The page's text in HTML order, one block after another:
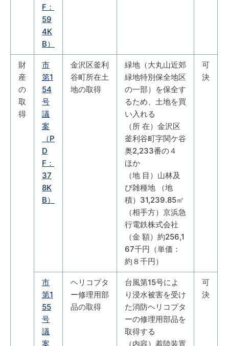
F：
59
4K
B）
財
産
の
取
得
市
第1
54
号
議
案
（P
D
F：
37
8K
B）
金沢区釜利
谷町所在土
地の取得
緑地（大丸山近郊
緑地特別保全地区
の一部）を保全す
るため、土地を買
い入れる
（所 在）金沢区
釜利谷町字関ケ谷
奥2,233番の４
ほか
（地 目）山林及
び雑種地 （地
積）31,239.85㎡
（相手方）京浜急
行電鉄株式会社
（金 額）約256,1
67千円（単価：
約８千円）
可
決
市
第1
55
号
議
案
ヘリコプタ
ー修理用部
品の取得
台風第15号によ
り浸水被害を受け
た消防ヘリコプタ
ーの修理用部品を
取得する
（内容）着陸装置
可
決